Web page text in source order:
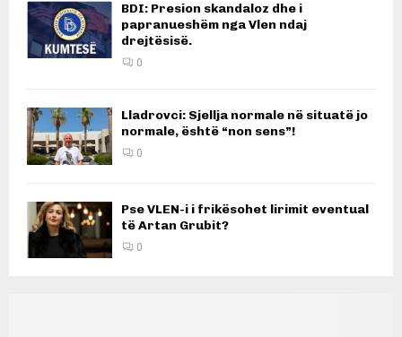
BDI: Presion skandaloz dhe i
papranueshëm nga Vlen ndaj
drejtësisë.
0
Lladrovci: Sjellja normale në situatë jo
normale, është “non sens”!
0
Pse VLEN-i i frikësohet lirimit eventual
të Artan Grubit?
0